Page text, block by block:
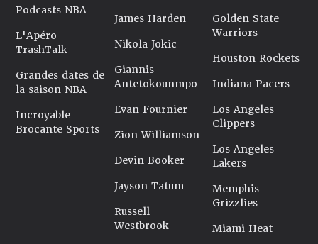
Podcasts NBA
L'Apéro
TrashTalk
Grandes dates de
la saison NBA
Incroyable
Brocante Sports
James Harden
Nikola Jokic
Giannis
Antetokounmpo
Evan Fournier
Zion Williamson
Devin Booker
Jayson Tatum
Russell
Westbrook
Golden State
Warriors
Houston Rockets
Indiana Pacers
Los Angeles
Clippers
Los Angeles
Lakers
Memphis
Grizzlies
Miami Heat